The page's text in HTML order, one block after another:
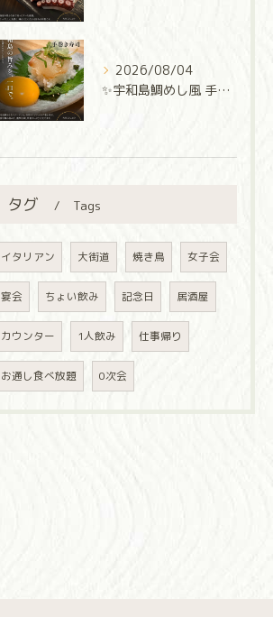
2026/08/04
✨宇和島鯛めし風 手巻き寿司✨
タグ Tags
イタリアン 大街道 焼き鳥 女子会
宴会 ちょい飲み 記念日 居酒屋
カウンター 1人飲み 仕事帰り
お通し食べ放題 0次会